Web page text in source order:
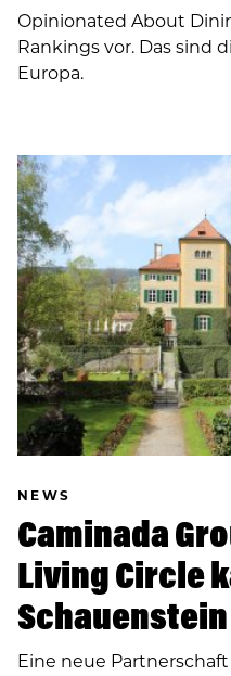
Opinionated About
Rankings vor. Das sind
Europa.
NEWS
Caminada
Living Circle
Schauenstein
Eine neue